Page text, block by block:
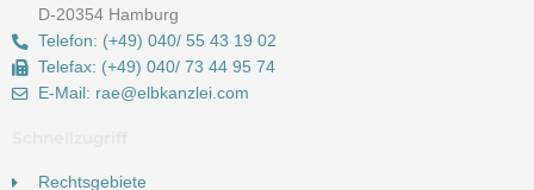
D-20354 Hamburg
Telefon: (+49) 040/ 55 43 19 02
Telefax: (+49) 040/ 73 44 95 74
E-Mail: rae@elbkanzlei.com​
Rechtsgebiete